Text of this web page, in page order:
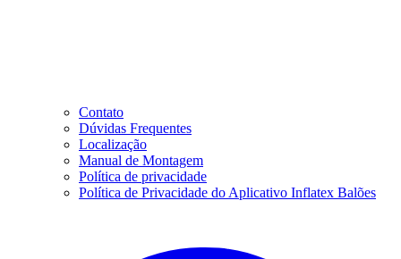
Contato
Dúvidas Frequentes
Localização
Manual de Montagem
Política de privacidade
Política de Privacidade do Aplicativo Inflatex Balões